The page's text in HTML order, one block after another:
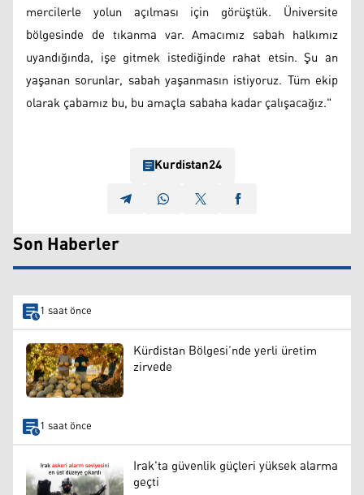
mercilerle yolun açılması için görüştük. Üniversite
bölgesinde de tıkanma var. Amacımız sabah halkımız
uyandığında, işe gitmek istediğinde rahat etsin. Şu an
yaşanan sorunlar, sabah yaşanmasın istiyoruz. Tüm ekip
olarak çabamız bu, bu amaçla sabaha kadar çalışacağız."
Kurdistan24
Son Haberler
1 saat önce
Kürdistan Bölgesi’nde yerli üretim
zirvede
1 saat önce
Irak'ta güvenlik güçleri yüksek alarma
geçti